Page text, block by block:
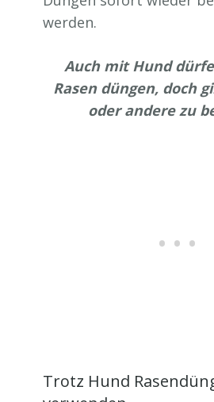
werden.
Auch mit Hund
Rasen düngen, doch
oder andere zu
Trotz Hund